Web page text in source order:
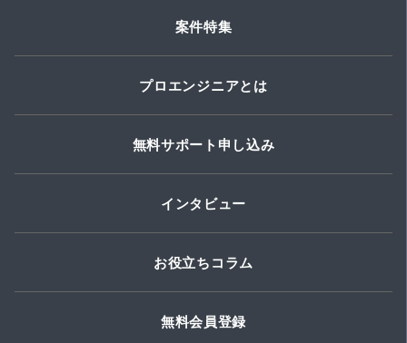
案件特集
プロエンジニアとは
無料サポート申し込み
インタビュー
お役立ちコラム
無料会員登録